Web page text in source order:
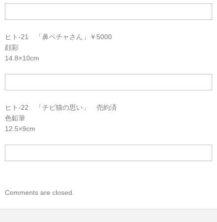
ヒト-21 「鼻ペチャさん」￥5000
顔彩
14.8×10cm
ヒト-22 「チビ猫の思い」 売約済
色鉛筆
12.5×9cm
Comments are closed.